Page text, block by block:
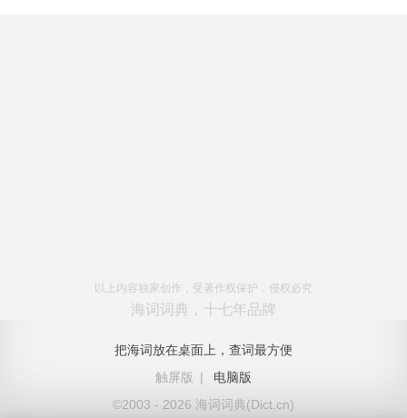
以上内容独家创作，受著作权保护，侵权必究
海词词典，十七年品牌
把海词放在桌面上，查词最方便
触屏版
|
电脑版
©2003 - 2026 海词词典(Dict.cn)